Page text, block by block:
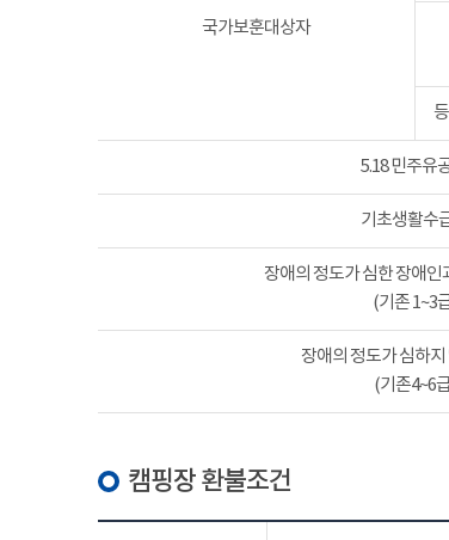
국가보훈대상자
5.18 민주유
기초생활수
장애의 정도가 심한 장애인
(기존 1~3
장애의 정도가 심하
(기존4~6
캠핑장 환불조건